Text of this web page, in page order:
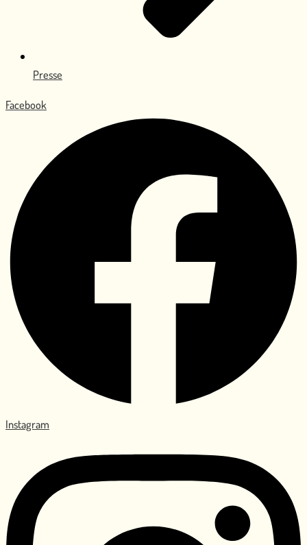
Presse
Facebook
Instagram